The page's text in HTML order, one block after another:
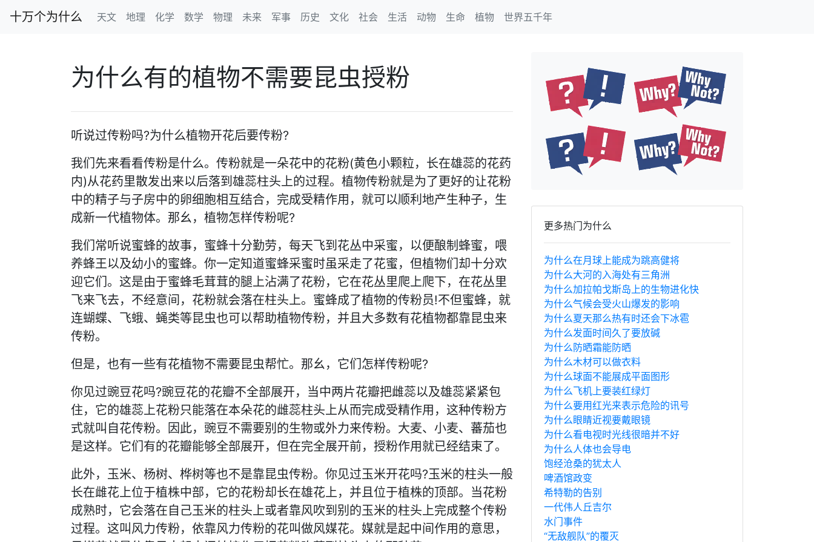
十万个为什么 天文 地理 化学 数学 物理 未来 军事 历史 文化 社会 生活 动物 生命 植物 世界五千年
为什么有的植物不需要昆虫授粉
听说过传粉吗?为什么植物开花后要传粉?
我们先来看看传粉是什么。传粉就是一朵花中的花粉(黄色小颗粒，长在雄蕊的花药
内)从花药里散发出来以后落到雄蕊柱头上的过程。植物传粉就是为了更好的让花粉
中的精子与子房中的卵细胞相互结合，完成受精作用，就可以顺利地产生种子，生
成新一代植物体。那幺，植物怎样传粉呢?
我们常听说蜜蜂的故事，蜜蜂十分勤劳，每天飞到花丛中采蜜，以便酿制蜂蜜，喂
养蜂王以及幼小的蜜蜂。你一定知道蜜蜂采蜜时虽采走了花蜜，但植物们却十分欢
迎它们。这是由于蜜蜂毛茸茸的腿上沾满了花粉，它在花丛里爬上爬下，在花丛里
飞来飞去，不经意间，花粉就会落在柱头上。蜜蜂成了植物的传粉员!不但蜜蜂，就
连蝴蝶、飞蛾、蝇类等昆虫也可以帮助植物传粉，并且大多数有花植物都靠昆虫来
传粉。
但是，也有一些有花植物不需要昆虫帮忙。那幺，它们怎样传粉呢?
你见过豌豆花吗?豌豆花的花瓣不全部展开，当中两片花瓣把雌蕊以及雄蕊紧紧包
住，它的雄蕊上花粉只能落在本朵花的雌蕊柱头上从而完成受精作用，这种传粉方
式就叫自花传粉。因此，豌豆不需要别的生物或外力来传粉。大麦、小麦、蕃茄也
是这样。它们有的花瓣能够全部展开，但在完全展开前，授粉作用就已经结束了。
此外，玉米、杨树、桦树等也不是靠昆虫传粉。你见过玉米开花吗?玉米的柱头一般
长在雌花上位于植株中部，它的花粉却长在雄花上，并且位于植株的顶部。当花粉
成熟时，它会落在自己玉米的柱头上或者靠风吹到别的玉米的柱头上完成整个传粉
过程。这叫风力传粉，依靠风力传粉的花叫做风媒花。媒就是起中间作用的意思，
更多热门为什么
为什么在月球上能成为跳高健将
为什么大河的入海处有三角洲
为什么加拉帕戈斯岛上的生物进化快
为什么气候会受火山爆发的影响
为什么夏天那么热有时还会下冰雹
为什么发面时间久了要放碱
为什么防晒霜能防晒
为什么木材可以做衣料
为什么球面不能展成平面图形
为什么飞机上要装红绿灯
为什么要用红光来表示危险的讯号
为什么眼睛近视要戴眼镜
为什么看电视时光线很暗并不好
为什么人体也会导电
饱经沧桑的犹太人
啤酒馆政变
希特勒的告别
一代伟人丘吉尔
水门事件
“无敌舰队”的覆灭